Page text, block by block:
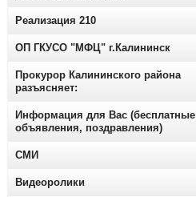
Реализация 210
ОП ГКУСО "МФЦ" г.Калининск
Прокурор Калининского района
разъясняет:
Информация для Вас (бесплатные
объявления, поздравления)
СМИ
Видеоролики